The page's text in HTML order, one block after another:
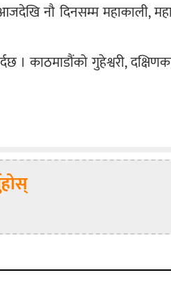
नौ दिनसम्म महाकाली,
। काठमाडौंको गुहेश्वरी,